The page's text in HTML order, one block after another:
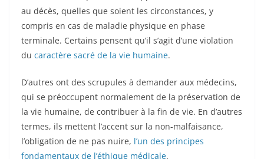
au décès, quelles que soient les circonstances, y
compris en cas de maladie physique en phase
terminale. Certains pensent qu’il s’agit d’une violation
du caractère sacré de la vie humaine.
D’autres ont des scrupules à demander aux médecins,
qui se préoccupent normalement de la préservation de
la vie humaine, de contribuer à la fin de vie. En d’autres
termes, ils mettent l’accent sur la non-malfaisance,
l’obligation de ne pas nuire, l’un des principes
fondamentaux de l’éthique médicale.